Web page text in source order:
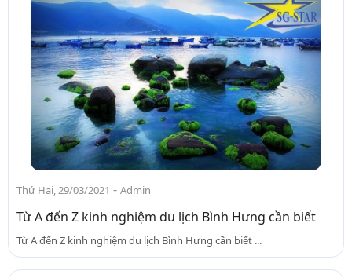
Thứ Hai, 29/03/2021 - Admin
Từ A đến Z kinh nghiệm du lịch Bình Hưng cần biết
Từ A đến Z kinh nghiệm du lịch Bình Hưng cần biết ...